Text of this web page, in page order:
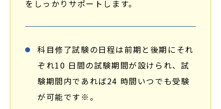
をしっかりサポートします。
科目修了試験の日程は前期と後期にそれ
ぞれ10 日間の試験期間が設けられ、試
験期間内であれば24 時間いつでも受験
が可能です ※ 。